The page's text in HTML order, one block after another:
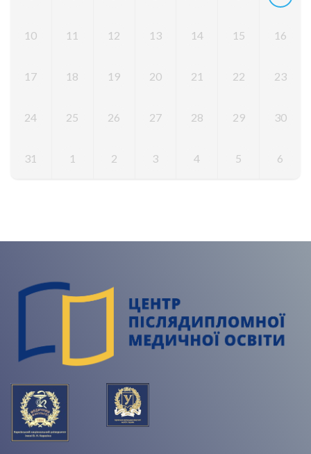
10 11 12 13 14 15 16
17 18 19 20 21 22 23
24 25 26 27 28 29 30
31 1 2 3 4 5 6